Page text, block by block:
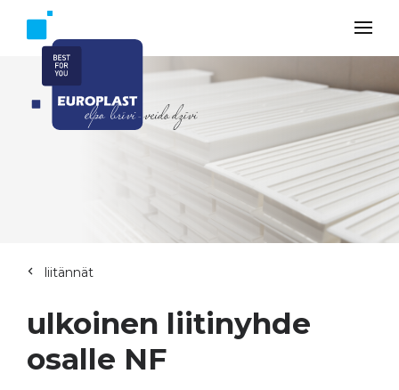
liitännät
ulkoinen liitinyhde
osalle NF